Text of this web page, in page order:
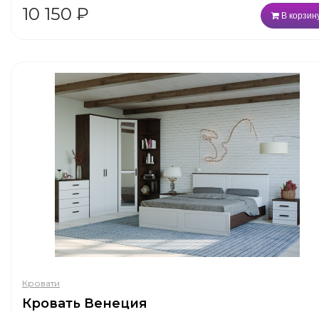
10 150 ₽ В
Кровати
Кровать Венеция